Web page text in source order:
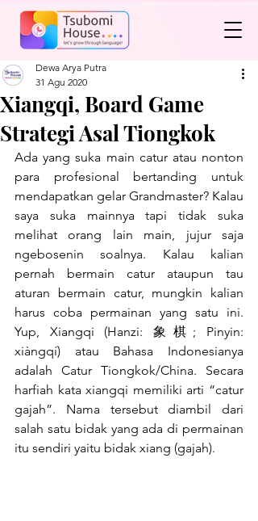
Xiangqi, Board Game
Strategi Asal Tiongkok
Dewa Arya Putra
31 Agu 2020
Ada yang suka main catur atau nonton
para profesional bertanding untuk
mendapatkan gelar Grandmaster? Kalau
saya suka mainnya tapi tidak suka
melihat orang lain main, jujur saja
ngebosenin soalnya. Kalau kalian
pernah bermain catur ataupun tau
aturan bermain catur, mungkin kalian
harus coba permainan yang satu ini.
Yup, Xiangqi (Hanzi: 象棋; Pinyin:
xiàngqí) atau Bahasa Indonesianya
adalah Catur Tiongkok/China. Secara
harfiah kata xiangqi memiliki arti “catur
gajah”. Nama tersebut diambil dari
salah satu bidak yang ada di permainan
itu sendiri yaitu bidak xiang (gajah).